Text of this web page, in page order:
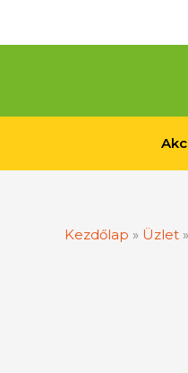
Kezdőlap » Üzlet »